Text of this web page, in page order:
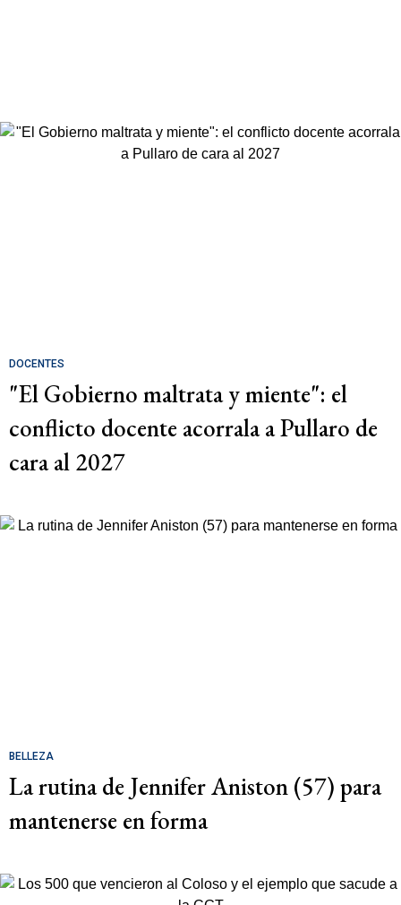
DOCENTES
"El Gobierno maltrata y miente": el
conflicto docente acorrala a Pullaro de
cara al 2027
BELLEZA
La rutina de Jennifer Aniston (57) para
mantenerse en forma